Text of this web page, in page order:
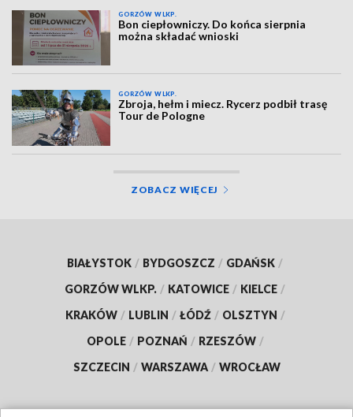
GORZÓW WLKP.
Bon ciepłowniczy. Do końca sierpnia
można składać wnioski
GORZÓW WLKP.
Zbroja, hełm i miecz. Rycerz podbił trasę
Tour de Pologne
ZOBACZ WIĘCEJ
BIAŁYSTOK / BYDGOSZCZ / GDAŃSK /
GORZÓW WLKP. / KATOWICE / KIELCE /
KRAKÓW / LUBLIN / ŁÓDŹ / OLSZTYN /
OPOLE / POZNAŃ / RZESZÓW /
SZCZECIN / WARSZAWA / WROCŁAW